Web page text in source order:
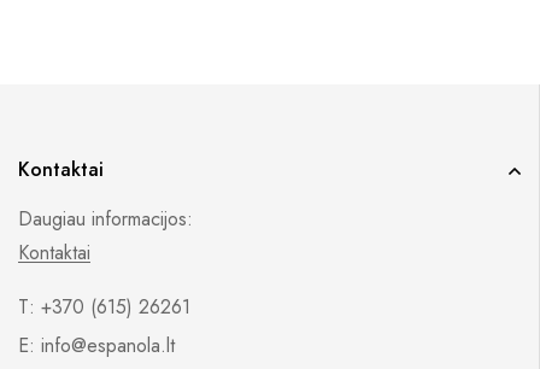
Kontaktai
Daugiau informacijos:
Kontaktai
T: +370 (615) 26261
E: info@espanola.lt